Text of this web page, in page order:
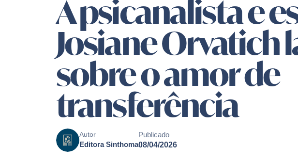
A psicanalista e
Josiane Orvatich
sobre o amor de
transferência
Autor
Editora Sinthoma
Publicado
08/04/2026